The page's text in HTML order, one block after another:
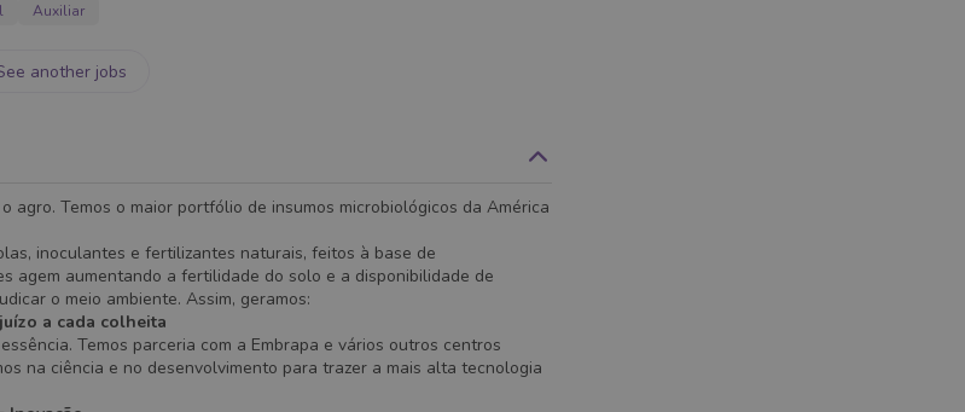
Auxiliar
another jobs
agro. Temos o maior portfólio de insumos microbiológicos da América
inoculantes e fertilizantes naturais, feitos à base de
agem aumentando a fertilidade do solo e a disponibilidade de
o meio ambiente. Assim, geramos:
a cada colheita
Temos parceria com a Embrapa e vários outros centros
na ciência e no desenvolvimento para trazer a mais alta tecnologia